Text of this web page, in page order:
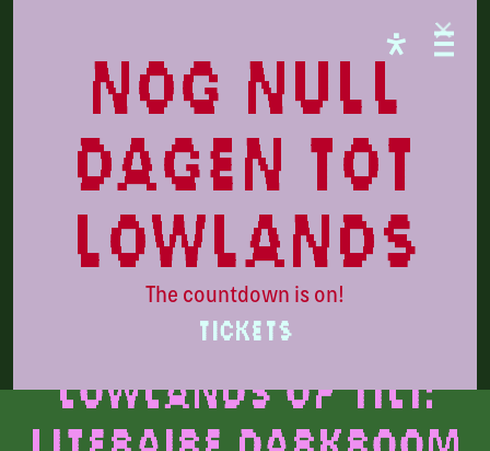
nog null
dagen tot
lowlands
The countdown is on!
TICKETS
Beeld door: Roos Pierson
Lowlands op Tilt: